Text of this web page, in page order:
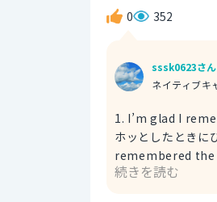
0 352
sssk0623さん
ネイティブキ
1. I’m glad I remembered. 思い出して
ホッとしたときにぴ
remembered the
よかった。 2. Good thing I remembered. 思い出してよかった。 「思い出して正解だったね」というニュアン
続きを読む